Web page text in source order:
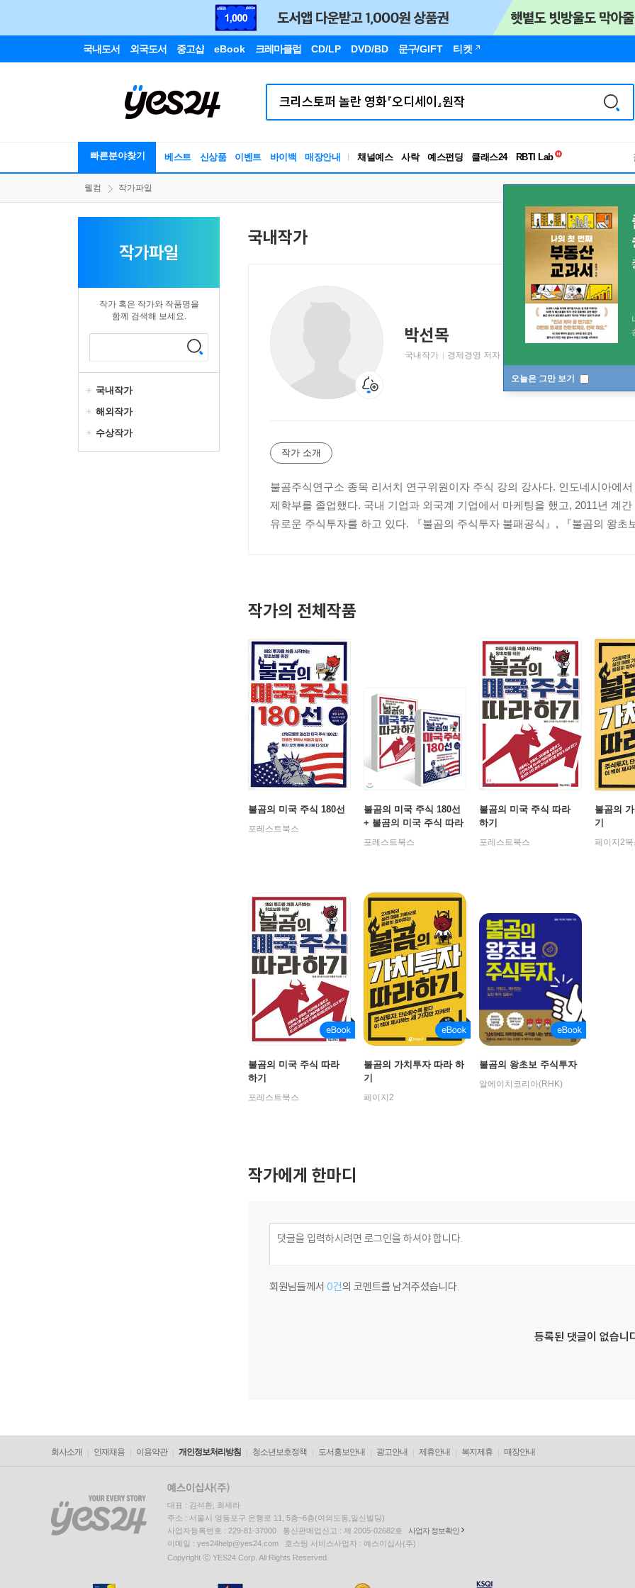
국내도서 외국도서 중고샵 eBook 크레마클럽 CD/LP DVD/BD 문구/GIFT 티켓
빠른분야찾기 베스트 신상품 이벤트 바이백 매장안내 채널예스 사락 예스펀딩 클래스24
RBTI Lab
독서유형검사
오늘은 그만 보기
웰컴 작가파일
작가파일
작가 혹은 작가와 작품명을
함께 검색해 보세요.
국내작가
해외작가
수상작가
국내작가
박선목
국내작가 경제경영 저자
작가 소개
불곰주식연구소 종목 리서치 연구위원이자 주식 강의 강사다. 인도네시아에
제학부를 졸업했다. 국내 기업과 외국계 기업에서 마케팅을 했고, 2011년 계
유로운 주식투자를 하고 있다. 『불곰의 주식투자 불패공식』, 『불곰의 왕
작가의 전체작품
불곰의 미국 주식 180선
포레스트북스
불곰의 미국 주식 180선
+ 불곰의 미국 주식 따라
포레스트북스
불곰의 미국 주식 따라
하기
포레스트북스
불곰의
기
페이지2
불곰의 미국 주식 따라
하기
포레스트북스
불곰의 가치투자 따라 하
기
페이지2
불곰의 왕초보 주식투자
알에이치코리아(RHK)
작가에게 한마디
회원님들께서 0건의 코멘트를 남겨주셨습니다.
등록된 댓글이 없습니
회사소개 인재채용 이용약관 개인정보처리방침 청소년보호정책 도서홍보안내 광고안내 제휴안내 복지제휴 매장안내
대표 : 김석환, 최세라
주소 : 서울시 영등포구 은행로 11, 5층~6층(여의도동,일신빌딩)
사업자등록번호 : 229-81-37000 통신판매업신고 : 제 2005-02682호
사업자 정보확인
이메일 : yes24help@yes24.com 호스팅 서비스사업자 : 예스이십사(주)
Copyright ⓒ YES24 Corp. All Rights Reserved.